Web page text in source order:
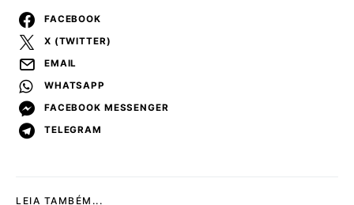
FACEBOOK
X (TWITTER)
EMAIL
WHATSAPP
FACEBOOK MESSENGER
TELEGRAM
LEIA TAMBÉM...